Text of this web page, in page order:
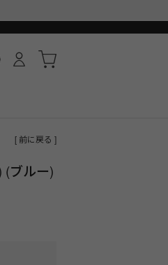
[ 前に戻る ]
(ブルー)